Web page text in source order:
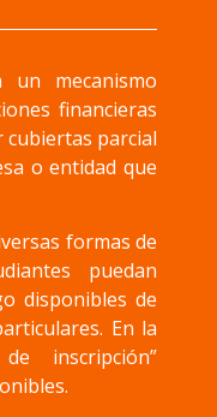
un mecanismo
financieras
cubiertas parcial
o entidad que
formas de
puedan
disponibles de
En la
inscripción”